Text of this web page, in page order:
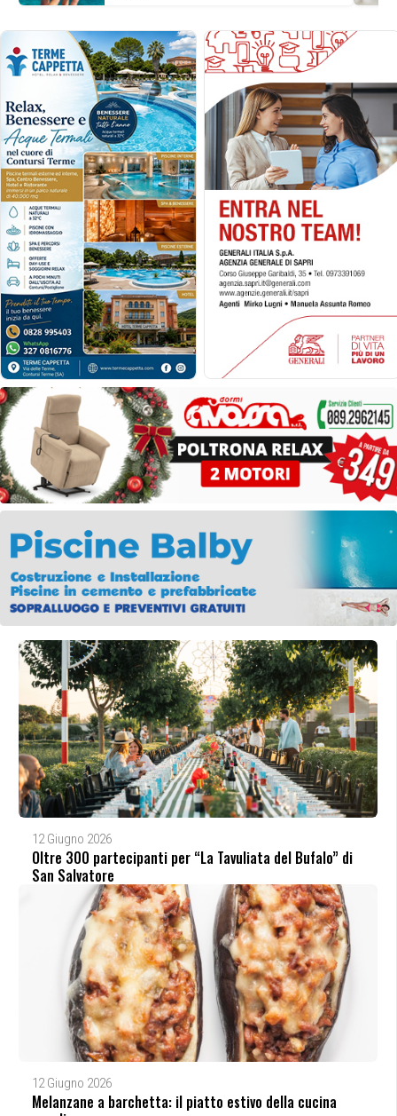
12 Giugno 2026
Oltre 300 partecipanti per “La Tavuliata del Bufalo” di
San Salvatore
12 Giugno 2026
Melanzane a barchetta: il piatto estivo della cucina